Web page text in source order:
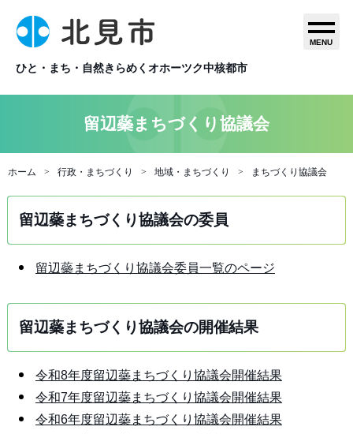
ひと・まち・自然きらめくオホーツク中核都市
MENU
留辺蘂まちづくり協議会
ホーム 行政・まちづくり 地域・まちづくり まちづくり協議会
留辺蘂まちづくり協議会の委員
留辺蘂まちづくり協議会委員一覧のページ
留辺蘂まちづくり協議会の開催結果
令和8年度留辺蘂まちづくり協議会開催結果
令和7年度留辺蘂まちづくり協議会開催結果
令和6年度留辺蘂まちづくり協議会開催結果